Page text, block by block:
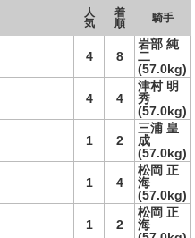
人
気
着
順
騎手
4 8
岩部 純
二
(57.0kg)
4 4
津村 明
秀
(57.0kg)
1 2
三浦 皇
成
(57.0kg)
1 4
松岡 正
海
(57.0kg)
1 2
松岡 正
海